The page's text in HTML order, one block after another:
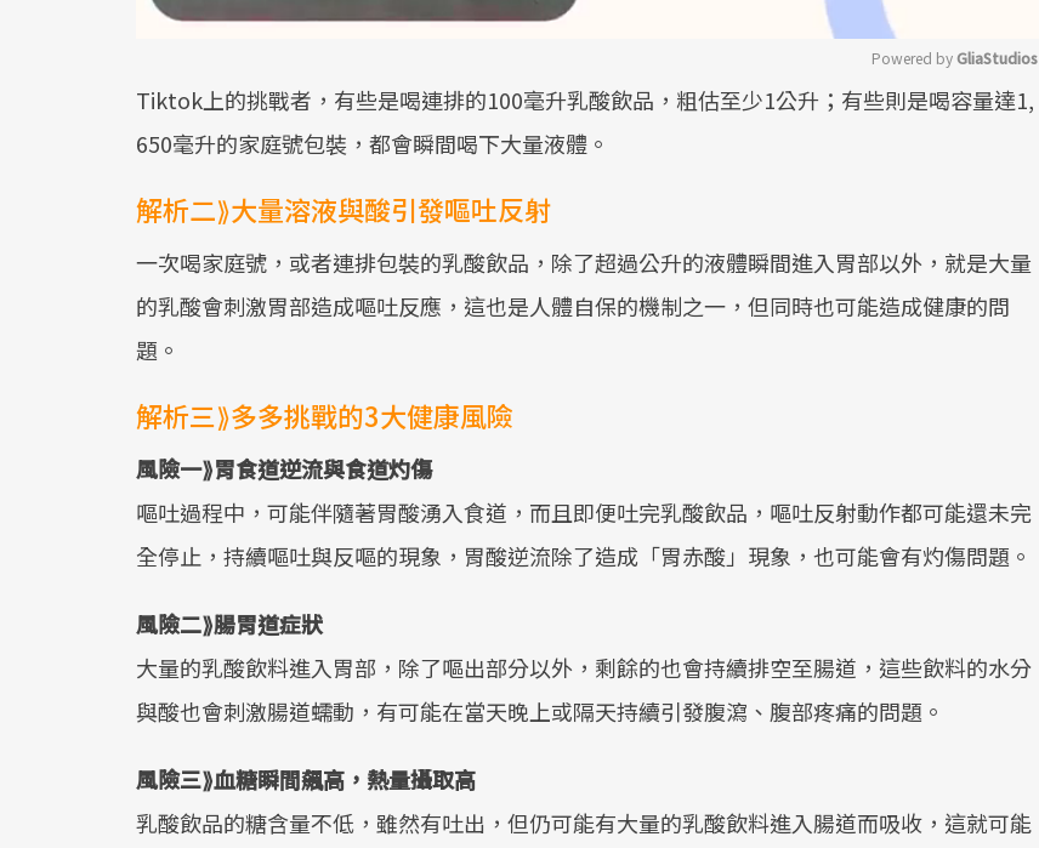
Powered by GliaStudios
Tiktok上的挑戰者，有些是喝連排的100毫升乳酸飲品，粗估至少1公升；有些則是喝容量達1,
650毫升的家庭號包裝，都會瞬間喝下大量液體。
解析二⟫大量溶液與酸引發嘔吐反射
一次喝家庭號，或者連排包裝的乳酸飲品，除了超過公升的液體瞬間進入胃部以外，就是大量
的乳酸會刺激胃部造成嘔吐反應，這也是人體自保的機制之一，但同時也可能造成健康的問
題。
解析三⟫多多挑戰的3大健康風險
風險一⟫胃食道逆流與食道灼傷
嘔吐過程中，可能伴隨著胃酸湧入食道，而且即便吐完乳酸飲品，嘔吐反射動作都可能還未完
全停止，持續嘔吐與反嘔的現象，胃酸逆流除了造成「胃赤酸」現象，也可能會有灼傷問題。
風險二⟫腸胃道症狀
大量的乳酸飲料進入胃部，除了嘔出部分以外，剩餘的也會持續排空至腸道，這些飲料的水分
與酸也會刺激腸道蠕動，有可能在當天晚上或隔天持續引發腹瀉、腹部疼痛的問題。
風險三⟫血糖瞬間飆高，熱量攝取高
乳酸飲品的糖含量不低，雖然有吐出，但仍可能有大量的乳酸飲料進入腸道而吸收，這就可能